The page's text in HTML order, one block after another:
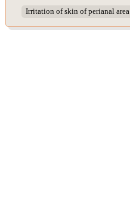
Irritation of skin of perianal area